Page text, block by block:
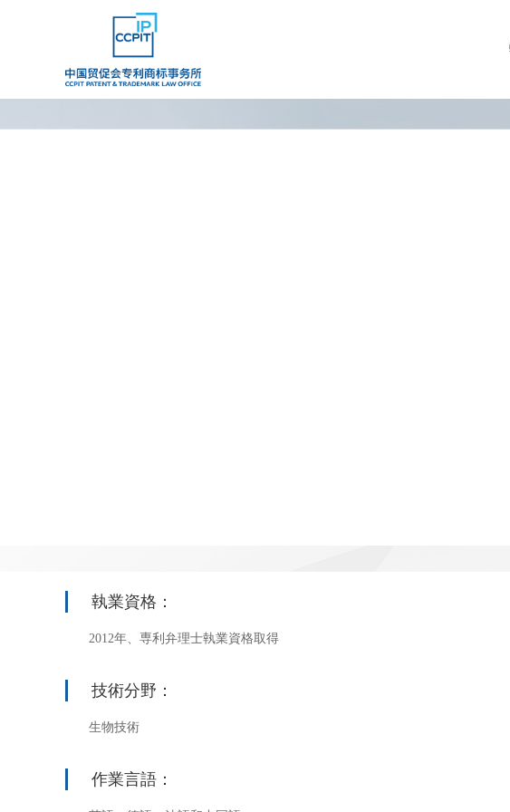
執業資格：
2012年、専利弁理士執業資格取得
技術分野：
生物技術
作業言語：